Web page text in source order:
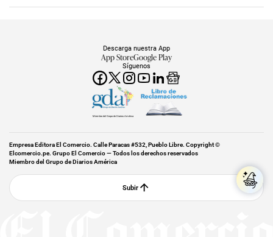
Síguenos
Descarga nuestra App
App StoreGoogle Play
Miembro del Grupo de Diarios América
Empresa Editora El Comercio. Calle Paracas #532, Pueblo Libre. Copyright ©
Elcomercio.pe. Grupo El Comercio — Todos los derechos reservados
Miembro del Grupo de Diarios América
Subir